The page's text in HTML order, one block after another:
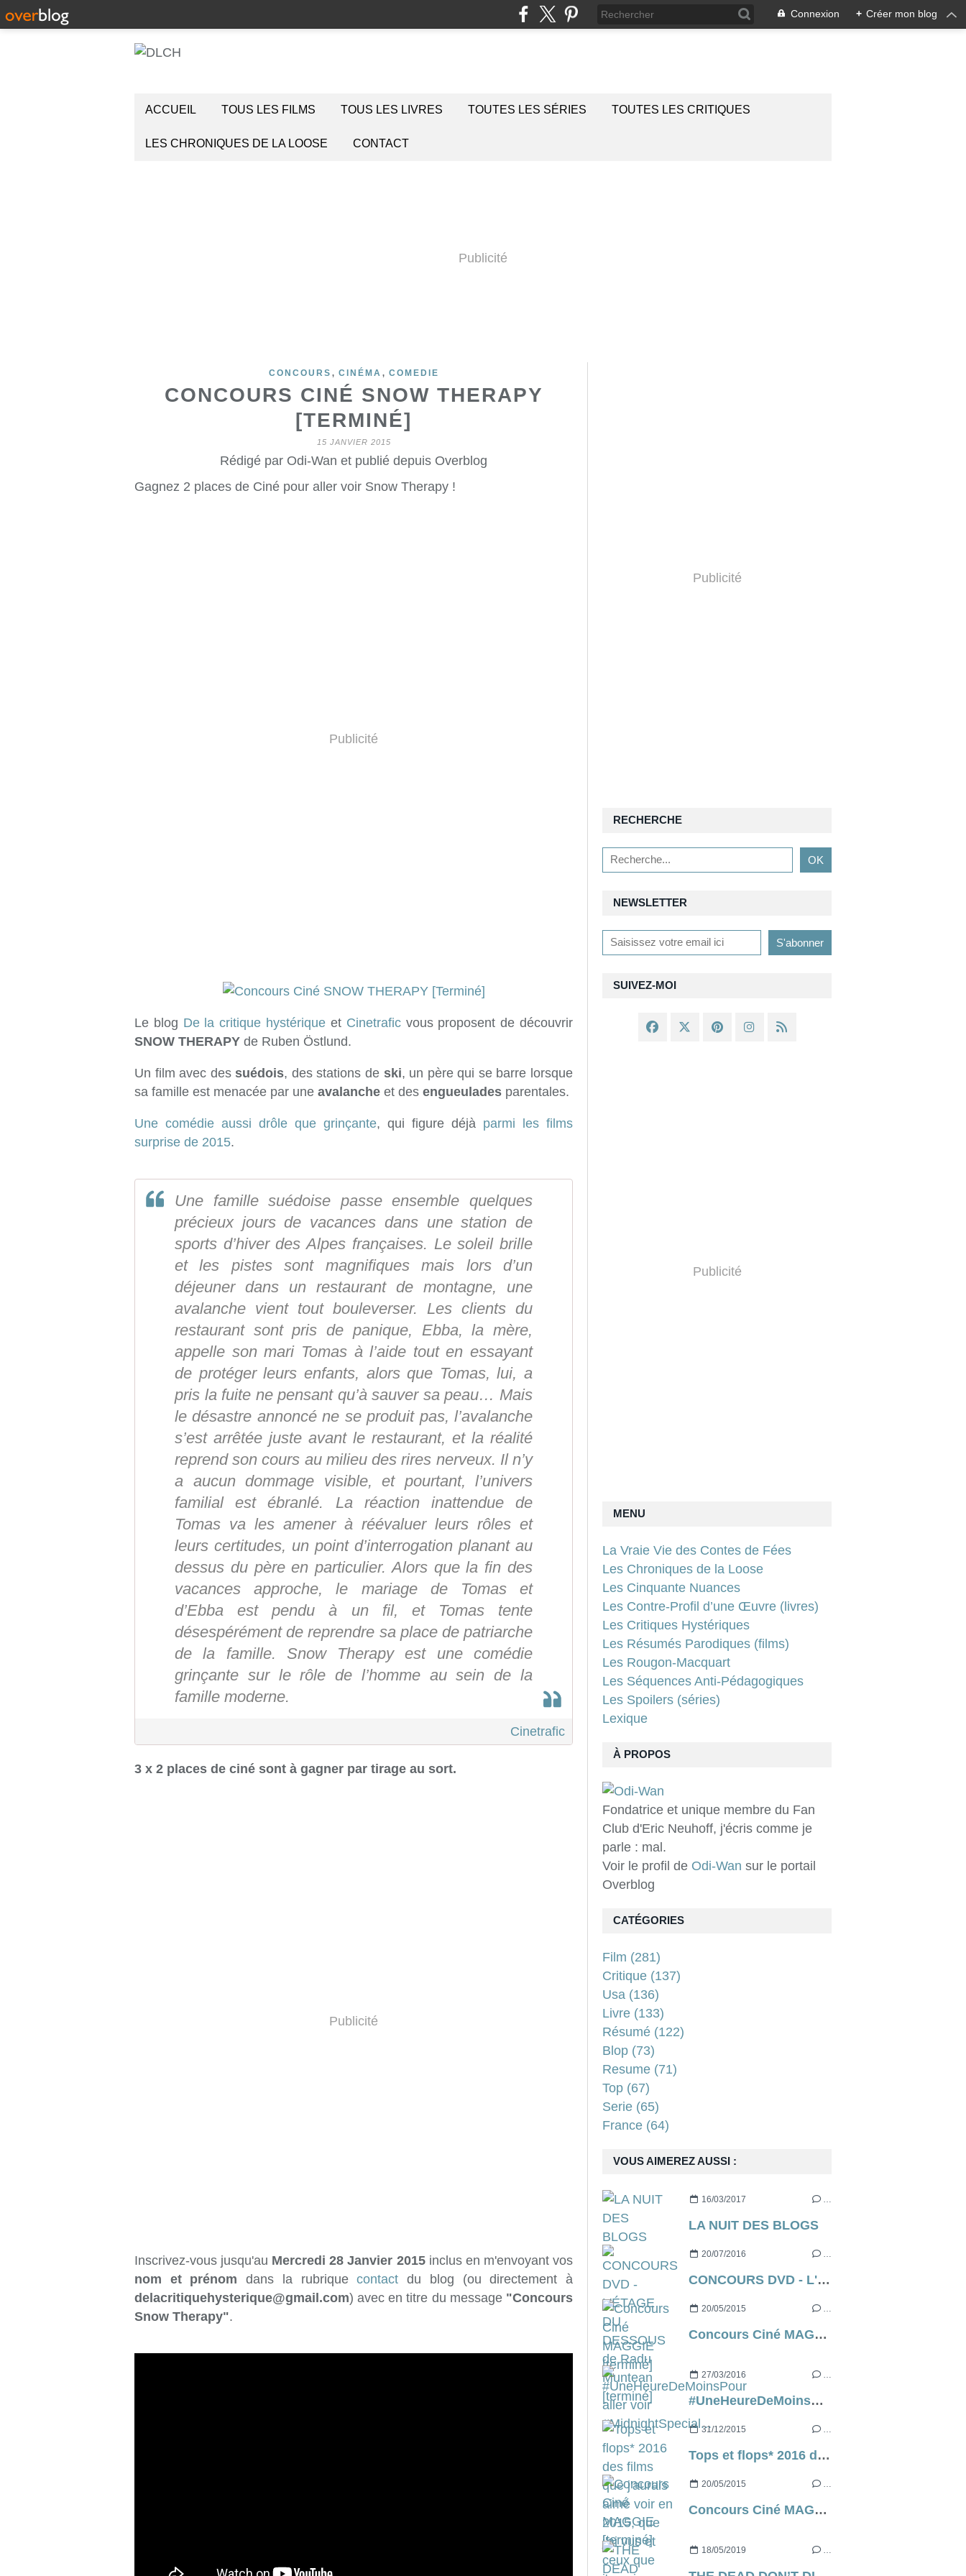
Connexion + Créer mon blog
ACCUEIL TOUS LES FILMS TOUS LES LIVRES TOUTES LES SÉRIES TOUTES LES CRITIQUES
LES CHRONIQUES DE LA LOOSE CONTACT
Publicité
CONCOURS , CINÉMA , COMEDIE
CONCOURS CINÉ SNOW THERAPY
[TERMINÉ]
15 JANVIER 2015
Rédigé par Odi-Wan et publié depuis Overblog
Gagnez 2 places de Ciné pour aller voir Snow Therapy !
Publicité
Le blog De la critique hystérique et Cinetraficvous proposent de découvrir
SNOW THERAPY de Ruben Östlund.
Un film avec dessuédois, des stations de ski, un père qui se barre lorsque
sa famille est menacée par une avalanche et des engueulades parentales.
Une comédie aussi drôle que grinçante, qui figure déjà parmi les films
surprise de 2015.
Une famille suédoise passe ensemble quelques
précieux jours de vacances dans une station de
sports d’hiver des Alpes françaises. Le soleil brille
et les pistes sont magnifiques mais lors d’un
déjeuner dans un restaurant de montagne, une
avalanche vient tout bouleverser. Les clients du
restaurant sont pris de panique, Ebba, la mère,
appelle son mari Tomas à l’aide tout en essayant
de protéger leurs enfants, alors que Tomas, lui, a
pris la fuite ne pensant qu’à sauver sa peau… Mais
le désastre annoncé ne se produit pas, l’avalanche
s’est arrêtée juste avant le restaurant, et la réalité
reprend son cours au milieu des rires nerveux. Il n’y
a aucun dommage visible, et pourtant, l’univers
familial est ébranlé. La réaction inattendue de
Tomas va les amener à réévaluer leurs rôles et
leurs certitudes, un point d’interrogation planant au
dessus du père en particulier. Alors que la fin des
vacances approche, le mariage de Tomas et
d’Ebba est pendu à un fil, et Tomas tente
désespérément de reprendre sa place de patriarche
de la famille. Snow Therapy est une comédie
grinçante sur le rôle de l’homme au sein de la
famille moderne.
Cinetrafic
3 x 2 places de ciné sont à gagner par tirage au sort.
Publicité
Inscrivez-vous jusqu'au Mercredi 28 Janvier 2015 inclus en m'envoyant vos
nom et prénom dans la rubriquecontact du blog (ou directement à
delacritiquehysterique@gmail.com) avec en titre du message "Concours
Snow Therapy".
Publicité
NEWSLETTER
SUIVEZ-MOI
RECHERCHE
À PROPOS
Fondatrice et unique membre du Fan
Club d'Eric Neuhoff, j'écris comme je
parle : mal.
Voir le profil de Odi-Wan sur le portail
Overblog
Publicité
VOUS AIMEREZ AUSSI :
16/03/2017 …
LA NUIT DES BLOGS
20/07/2016 …
CONCOURS DVD - L'ÉTAGE DU DESSOUS de Radu Muntean [terminé]
20/05/2015 …
Concours Ciné MAGGIE [terminé]
27/03/2016 …
#UneHeureDeMoinsPour aller voir #MidnightSpecial...
31/12/2015 …
Tops et flops* 2016 des films que j'aurais aimé voir en 2015, que j'ai vus et ceux que j'aurais mieux fait de me péter une jambe quand j'ai décidé d'aller au cinéma.
20/05/2015 …
Concours Ciné MAGGIE [terminé]
18/05/2019 …
MENU
La Vraie Vie des Contes de Fées
Les Chroniques de la Loose
Les Cinquante Nuances
Les Contre-Profil d’une Œuvre (livres)
Les Critiques Hystériques
Les Résumés Parodiques (films)
Les Rougon-Macquart
Les Séquences Anti-Pédagogiques
Les Spoilers (séries)
Lexique
CATÉGORIES
Film (281)
Critique (137)
Usa (136)
Livre (133)
Résumé (122)
Blop (73)
Resume (71)
Top (67)
Serie (65)
France (64)